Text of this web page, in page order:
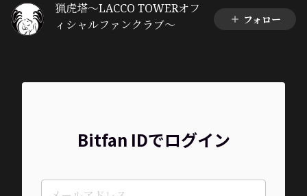
猟虎塔～LACCO TOWERオフ
ィシャルファンクラブ～
フォロー
Bitfan IDでログイン